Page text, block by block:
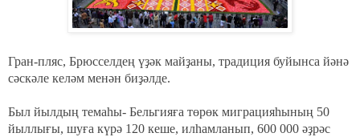
Гран-пляс, Брюсселдең үҙәк майҙаны, традиция буйынса йәнә
сәскәле келәм менән биҙәлде.
Был йылдың темаһы- Бельгияға төрөк миграцияһының 50
йыллығы, шуға күрә 120 кеше, илһамланып, 600 000 әҙрәс